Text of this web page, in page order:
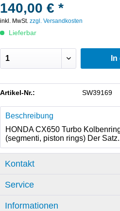
140,00 € *
inkl. MwSt. zzgl. Versandkosten
Lieferbar
Artikel-Nr.: SW39169
Beschreibung
HONDA CX650 Turbo
(segmenti, piston rings) Der
Kontakt
Service
Informationen